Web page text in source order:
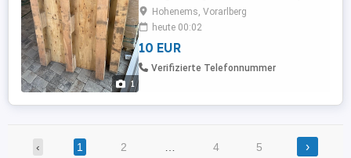
1
Hält auf die Fläche verteilt > 300kg 2 Stück
verfügbar
Hohenems, Vorarlberg
heute 00:02
10 EUR
Verifizierte Telefonnummer
‹ 1 2 4 5 ›